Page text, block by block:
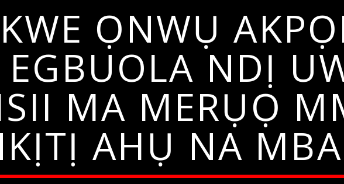
ỌNWỤ
NDỊ
MA MERỤỌ
AHỤ NA